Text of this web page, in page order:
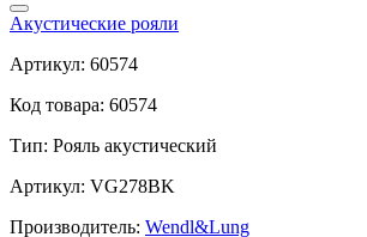
Акустические рояли
Артикул: 60574
Код товара: 60574
Тип: Рояль акустический
Артикул: VG278BK
Производитель: Wendl&Lung